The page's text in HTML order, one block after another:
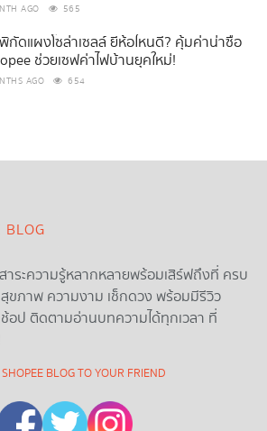
AGO 565
กัดแผงโซล่าเซลล์ ยี่ห้อไหนดี? คุ้มค่าน่าซื้อ
ช่วยเซฟค่าไฟบ้านยุคใหม่!
AGO 654
BLOG
สาระความรู้หลากหลายพร้อมเสิร์ฟถึงที่ ครบ
ขภาพ ความงาม เช็กดวง พร้อมมีรีวิว
อป ติดตามอ่านบทความได้ทุกเวลา ที่
BLOG TO YOUR FRIEND